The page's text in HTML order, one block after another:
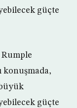
güçte
konuşmada,
güçte